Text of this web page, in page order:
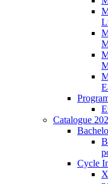
Catalogue
Cycle